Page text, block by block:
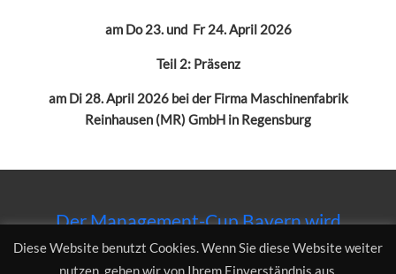
am Do 23. und Fr 24. April 2026
Teil 2: Präsenz
am Di 28. April 2026 bei der Firma Maschinenfabrik
Reinhausen (MR) GmbH in Regensburg
Der Management-Cup Bayern wird
unterstützt von der Ostbayerischen
Technischen Hochschule Regensburg
Diese Website benutzt Cookies. Wenn Sie diese Website weiter
nutzen, gehen wir von Ihrem Einverständnis aus.